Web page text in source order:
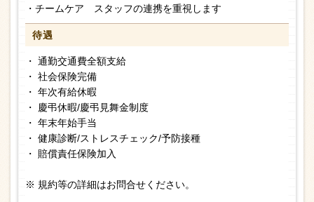
・チームケア スタッフの連携を重視します
待遇
・ 通勤交通費全額支給
・ 社会保険完備
・ 年次有給休暇
・ 慶弔休暇/慶弔見舞金制度
・ 年末年始手当
・ 健康診断/ストレスチェック/予防接種
・ 賠償責任保険加入
※ 規約等の詳細はお問合せください。